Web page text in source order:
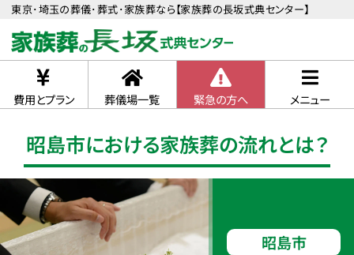
東京･埼玉の葬儀･葬式･家族葬なら【家族葬の長坂式典センター】
費用とプラン 葬儀場一覧 緊急の方へ メニュー
昭島市における家族葬の流れとは？
昭島市